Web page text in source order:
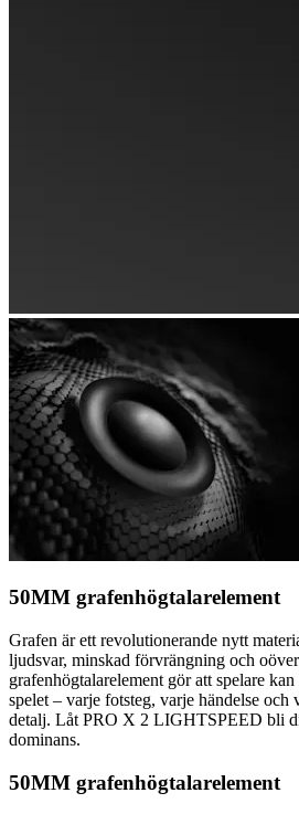
50MM grafenhögtalarelement
Grafen är ett revolutionerande nytt
ljudsvar, minskad förvrängning och
grafenhögtalarelement gör att spelare
spelet – varje fotsteg, varje händelse och
detalj. Låt PRO X 2 LIGHTSPEED bli
dominans.
50MM grafenhögtalarelement